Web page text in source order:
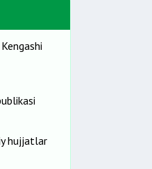
hujjatlar